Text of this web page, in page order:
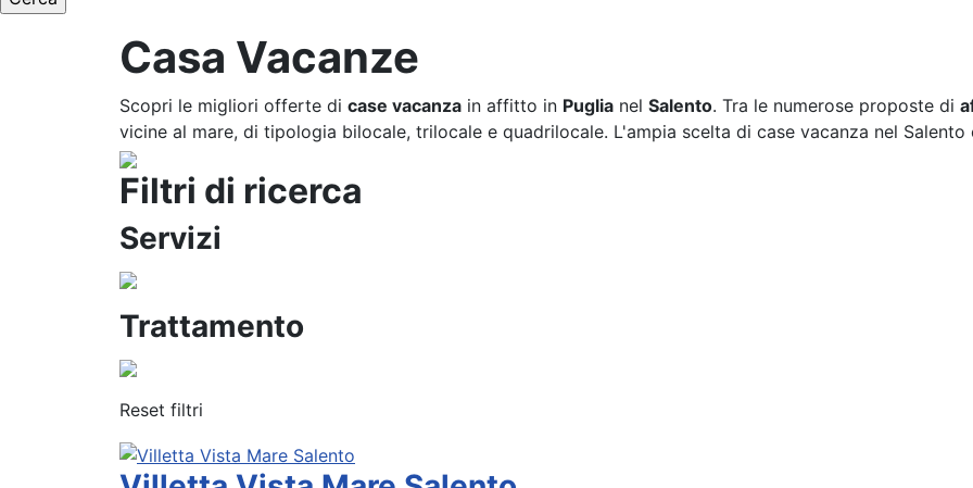
Casa Vacanze
Scopri le migliori offerte di case vacanza in affitto in Puglia nel Salento. Tra le numerose proposte di
vicine al mare, di tipologia bilocale, trilocale e quadrilocale. L'ampia scelta di case vacanza nel
Filtri di ricerca
Servizi
Trattamento
Reset filtri